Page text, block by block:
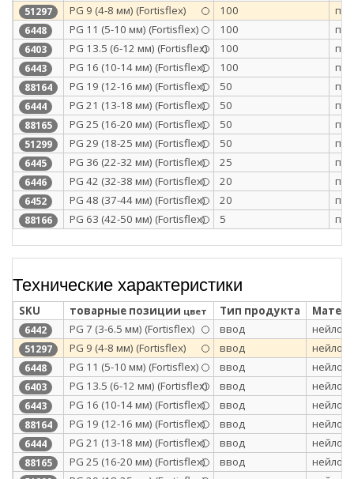
51297 PG 9 (4-8 мм) (Fortisflex) 100 п/э
6448 PG 11 (5-10 мм) (Fortisflex) 100 п/э
6403 PG 13.5 (6-12 мм) (Fortisflex) 100 п/э
6443 PG 16 (10-14 мм) (Fortisflex) 100 п/э
88164 PG 19 (12-16 мм) (Fortisflex) 50 п/э
6444 PG 21 (13-18 мм) (Fortisflex) 50 п/э
88165 PG 25 (16-20 мм) (Fortisflex) 50 п/э
51299 PG 29 (18-25 мм) (Fortisflex) 50 п/э
6445 PG 36 (22-32 мм) (Fortisflex) 25 п/э
6446 PG 42 (32-38 мм) (Fortisflex) 20 п/э
6452 PG 48 (37-44 мм) (Fortisflex) 20 п/э
88166 PG 63 (42-50 мм) (Fortisflex) 5 п/э
Технические характеристики
SKU товарные позиции цвет Тип продукта
6442 PG 7 (3-6.5 мм) (Fortisflex) ввод нейлон
51297 PG 9 (4-8 мм) (Fortisflex) ввод нейлон
6448 PG 11 (5-10 мм) (Fortisflex) ввод нейлон
6403 PG 13.5 (6-12 мм) (Fortisflex) ввод нейлон
6443 PG 16 (10-14 мм) (Fortisflex) ввод нейлон
88164 PG 19 (12-16 мм) (Fortisflex) ввод нейлон
6444 PG 21 (13-18 мм) (Fortisflex) ввод нейлон
88165 PG 25 (16-20 мм) (Fortisflex) ввод нейлон